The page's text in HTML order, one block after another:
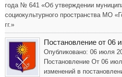
года № 641 «Об утверждении
социокультурного пространства МО
гг.»
Постановление от 06
Опубликовано: 06 июля
Постановление От 06
изменений в